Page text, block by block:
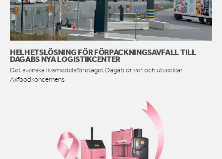
HELHETSLÖSNING FÖR FÖRPACKNINGSAVFALL TILL
DAGABS NYA LOGISTIKCENTER
Det svenska livsmedelsföretaget Dagab driver och utvecklar
Axfoodkoncernens